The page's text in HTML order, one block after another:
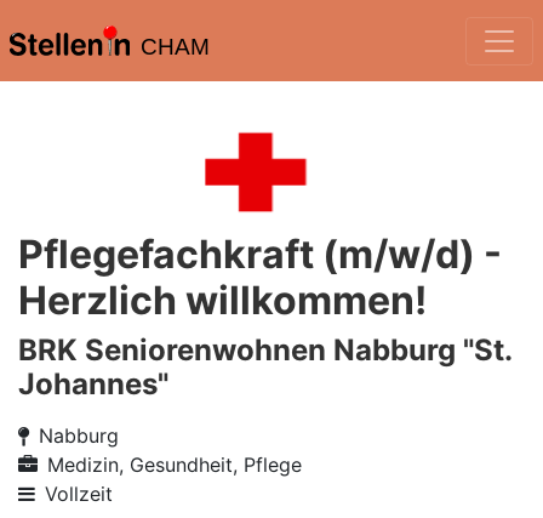
CHAM
Pflegefachkraft (m/w/d) -
Herzlich willkommen!
BRK Seniorenwohnen Nabburg "St.
Johannes"
Nabburg
Medizin, Gesundheit, Pflege
Vollzeit